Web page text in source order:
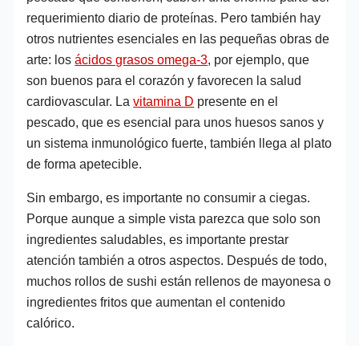
requerimiento diario de proteínas. Pero también hay
otros nutrientes esenciales en las pequeñas obras de
arte: losácidos grasos omega-3, por ejemplo, que
son buenos para el corazón y favorecen la salud
cardiovascular. Lavitamina D presente en el
pescado, que es esencial para unos huesos sanos y
un sistema inmunológico fuerte, también llega al plato
de forma apetecible.
Sin embargo, es importante no consumir a ciegas.
Porque aunque a simple vista parezca que solo son
ingredientes saludables, es importante prestar
atención también a otros aspectos. Después de todo,
muchos rollos de sushi están rellenos de mayonesa o
ingredientes fritos que aumentan el contenido
calórico.